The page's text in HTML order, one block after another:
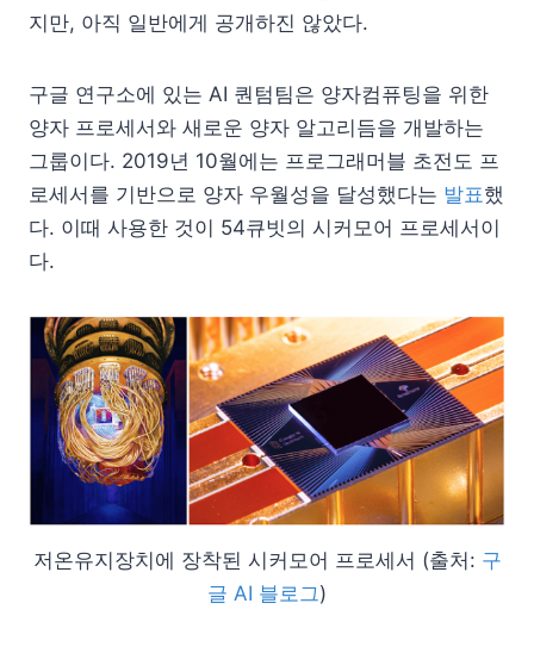
지만, 아직 일반에게 공개하진 않았다.
구글 연구소에 있는 AI 퀀텀팀은 양자컴퓨팅을 위한
양자 프로세서와 새로운 양자 알고리듬을 개발하는
그룹이다. 2019년 10월에는 프로그래머블 초전도 프
로세서를 기반으로 양자 우월성을 달성했다는 발표했
다. 이때 사용한 것이 54큐빗의 시커모어 프로세서이
다.
저온유지장치에 장착된 시커모어 프로세서 (출처: 구
글 AI 블로그)